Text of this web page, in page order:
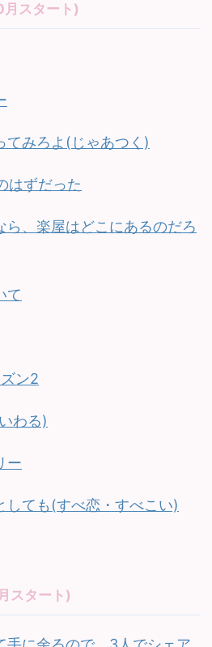
スタート)
てみろよ(じゃあつく)
はずだった
ら、楽屋はどこにあるのだろ
て
ン2
わる)
ー
しても(すべ恋・すべこい)
スタート)